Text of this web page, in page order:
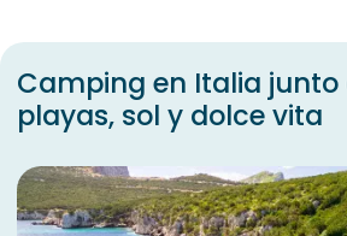
Camping en Italia junto
playas, sol y dolce vita